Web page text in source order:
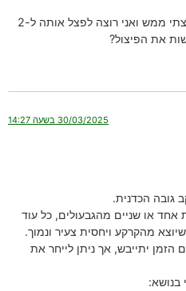
אחת הכדניות שלי גדלה לגודל מפלצתי ממש ואני רוצה לפצל אותה ל-2
את הפיצול?
30/03/2025 בשעה 14:27
גובה הכדנית.
אחד או שניים מהגבעולים, כל עוד
מהקרקע ויחסית צעיר ונמוך.
הזמן יתייבש, אך ניתן לייחר את
בנושא: